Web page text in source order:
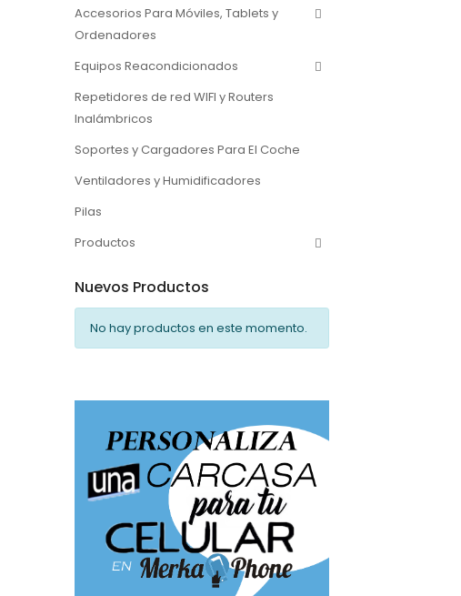
Accesorios Para Móviles, Tablets y
Ordenadores
Equipos Reacondicionados
Repetidores de red WIFI y Routers
Inalámbricos
Soportes y Cargadores Para El Coche
Ventiladores y Humidificadores
Pilas
Productos
Nuevos Productos
No hay productos en este momento.